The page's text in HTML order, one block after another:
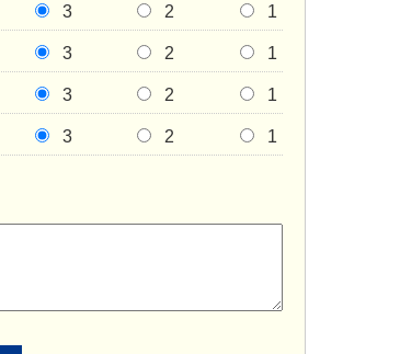
3 2 1
3 2 1
3 2 1
3 2 1